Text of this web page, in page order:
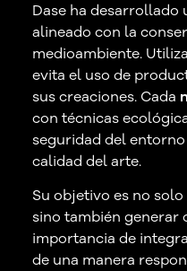
Dase ha
alineado con la
medioambiente.
evita el uso de
sus creaciones. Cada
con técnicas
seguridad del
calidad del arte.
Su objetivo es no
sino también generar
importancia de
de una manera